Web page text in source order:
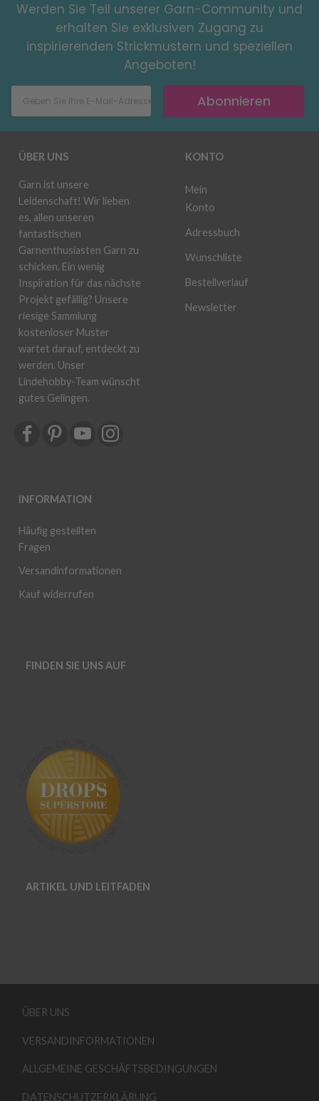
Werden Sie Teil unserer Garn-Community und
erhalten Sie exklusiven Zugang zu
inspirierenden Strickmustern und speziellen
Angeboten!
Abonnieren
ÜBER UNS
Garn ist unsere
Leidenschaft! Wir lieben
es, allen unseren
fantastischen
Garnenthusiasten Garn zu
schicken. Ein wenig
Inspiration für das nächste
Projekt gefällig? Unsere
riesige Sammlung
kostenloser Muster
wartet darauf, entdeckt zu
werden. Unser
Lindehobby-Team wünscht
gutes Gelingen.
INFORMATION
Häufig gestellten
Fragen
Versandinformationen
Kauf widerrufen
KONTO
Mein
Konto
Adressbuch
Wunschliste
Bestellverlauf
Newsletter
FINDEN SIE UNS AUF
ARTIKEL UND LEITFADEN
ÜBER UNS
VERSANDINFORMATIONEN
ALLGEMEINE GESCHÄFTSBEDINGUNGEN
DATENSCHUTZERKLÄRUNG